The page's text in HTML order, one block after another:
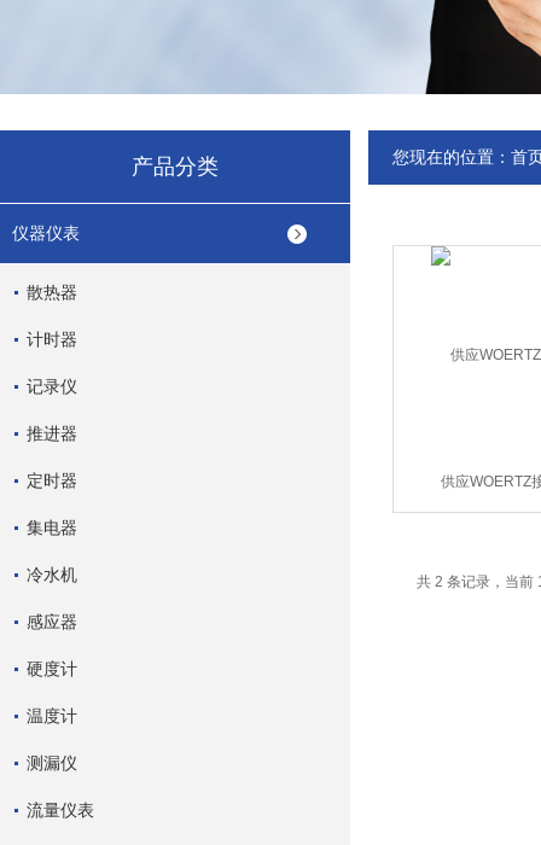
产品分类
仪器仪表
散热器
计时器
记录仪
推进器
定时器
集电器
冷水机
感应器
硬度计
温度计
测漏仪
流量仪表
您现在的位置： 首
供应WOERTZ
共 2 条记录，当